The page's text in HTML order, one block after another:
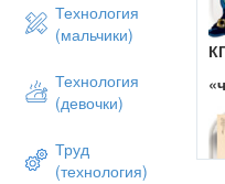
Технология
(мальчики)
Технология
(девочки)
Труд
(технология)